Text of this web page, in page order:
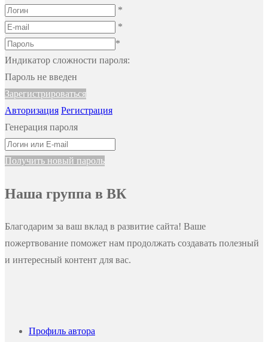
*
*
*
Индикатор сложности пароля:
Пароль не введен
Зарегистрироваться
Авторизация Регистрация
Генерация пароля
Получить новый пароль
Наша группа в ВК
Благодарим за ваш вклад в развитие сайта! Ваше
пожертвование поможет нам продолжать создавать полезный
и интересный контент для вас.
Профиль автора